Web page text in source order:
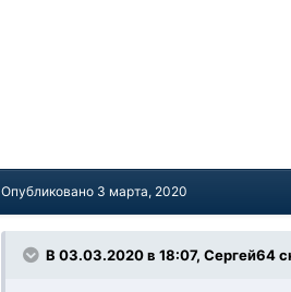
Опубликовано 3 марта, 2020
В 03.03.2020 в 18:07, Сергей64